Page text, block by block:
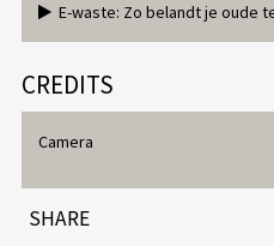
E-waste: Zo belandt je oude
CREDITS
Camera
SHARE